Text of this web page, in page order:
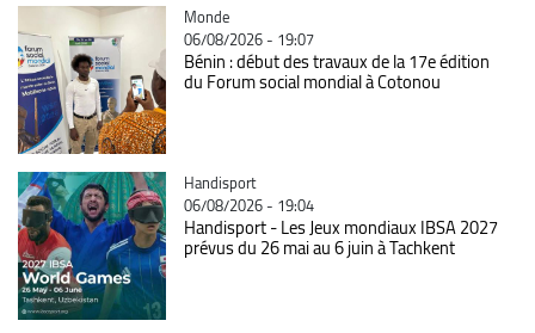
Catégorie
Monde
06/08/2026 - 19:07
Bénin : début des travaux de la 17e édition
du Forum social mondial à Cotonou
Catégorie
Handisport
06/08/2026 - 19:04
Handisport - Les Jeux mondiaux IBSA 2027
prévus du 26 mai au 6 juin à Tachkent